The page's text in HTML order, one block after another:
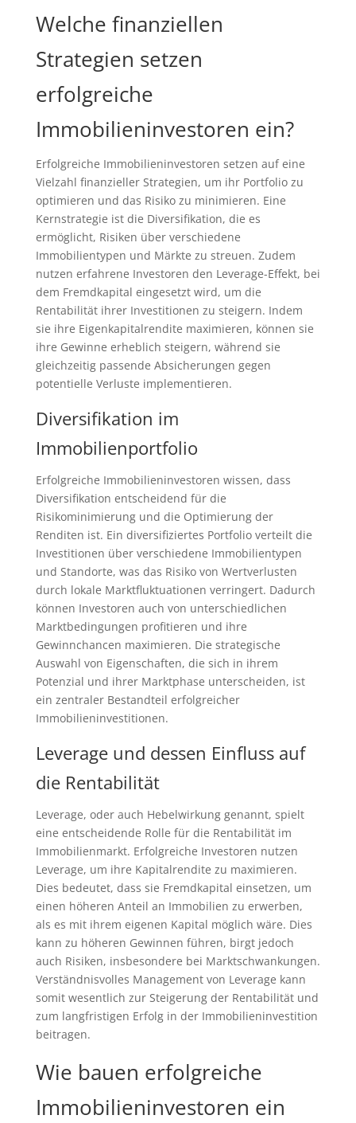
Welche finanziellen
Strategien setzen
erfolgreiche
Immobilieninvestoren ein?
Erfolgreiche Immobilieninvestoren setzen auf eine
Vielzahl finanzieller Strategien, um ihr Portfolio zu
optimieren und das Risiko zu minimieren. Eine
Kernstrategie ist die Diversifikation, die es
ermöglicht, Risiken über verschiedene
Immobilientypen und Märkte zu streuen. Zudem
nutzen erfahrene Investoren den Leverage-Effekt, bei
dem Fremdkapital eingesetzt wird, um die
Rentabilität ihrer Investitionen zu steigern. Indem
sie ihre Eigenkapitalrendite maximieren, können sie
ihre Gewinne erheblich steigern, während sie
gleichzeitig passende Absicherungen gegen
potentielle Verluste implementieren.
Diversifikation im
Immobilienportfolio
Erfolgreiche Immobilieninvestoren wissen, dass
Diversifikation entscheidend für die
Risikominimierung und die Optimierung der
Renditen ist. Ein diversifiziertes Portfolio verteilt die
Investitionen über verschiedene Immobilientypen
und Standorte, was das Risiko von Wertverlusten
durch lokale Marktfluktuationen verringert. Dadurch
können Investoren auch von unterschiedlichen
Marktbedingungen profitieren und ihre
Gewinnchancen maximieren. Die strategische
Auswahl von Eigenschaften, die sich in ihrem
Potenzial und ihrer Marktphase unterscheiden, ist
ein zentraler Bestandteil erfolgreicher
Immobilieninvestitionen.
Leverage und dessen Einfluss auf
die Rentabilität
Leverage, oder auch Hebelwirkung genannt, spielt
eine entscheidende Rolle für die Rentabilität im
Immobilienmarkt. Erfolgreiche Investoren nutzen
Leverage, um ihre Kapitalrendite zu maximieren.
Dies bedeutet, dass sie Fremdkapital einsetzen, um
einen höheren Anteil an Immobilien zu erwerben,
als es mit ihrem eigenen Kapital möglich wäre. Dies
kann zu höheren Gewinnen führen, birgt jedoch
auch Risiken, insbesondere bei Marktschwankungen.
Verständnisvolles Management von Leverage kann
somit wesentlich zur Steigerung der Rentabilität und
zum langfristigen Erfolg in der Immobilieninvestition
beitragen.
Wie bauen erfolgreiche
Immobilieninvestoren ein